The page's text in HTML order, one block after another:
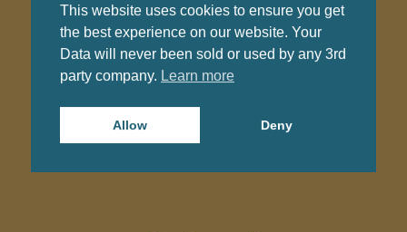
This website uses cookies to ensure you get
the best experience on our website. Your
Data will never been sold or used by any 3rd
party company. Learn more
Allow Deny
Wo Komfort auf
Tradition trifft!